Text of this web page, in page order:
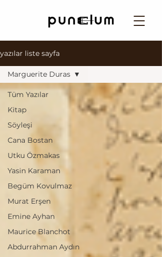
yazılar liste sayfa
Tüm Yazılar
Kitap
Söyleşi
Cana Bostan
Utku Özmakas
Yasin Karaman
Begüm Kovulmaz
Murat Erşen
Emine Ayhan
Maurice Blanchot
Abdurrahman Aydın
Marguerite Duras